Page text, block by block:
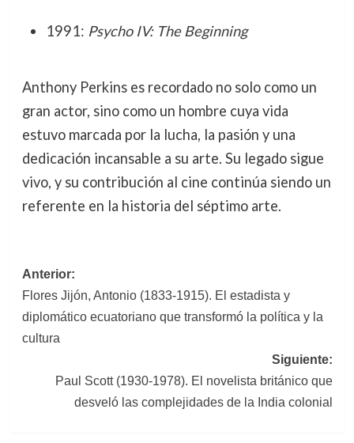
1991: Psycho IV: The Beginning
Anthony Perkins es recordado no solo como un
gran actor, sino como un hombre cuya vida
estuvo marcada por la lucha, la pasión y una
dedicación incansable a su arte. Su legado sigue
vivo, y su contribución al cine continúa siendo un
referente en la historia del séptimo arte.
Navegación
de
entradas
Anterior:
Flores Jijón, Antonio (1833-1915). El estadista y
diplomático ecuatoriano que transformó la política y la
cultura
Siguiente:
Paul Scott (1930-1978). El novelista británico que
desveló las complejidades de la India colonial